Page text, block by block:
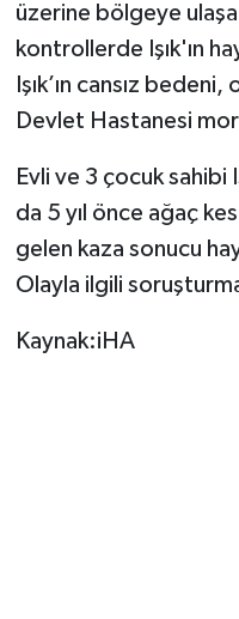
üzerine bölgeye
kontrollerde Işık'ın
Işık’ın cansız
Devlet Hastanesi
Evli ve 3 çocuk sahibi
da 5 yıl önce ağaç
gelen kaza sonucu
Olayla ilgili
Kaynak:iHA
OTOMOTİV
TEKNOLOJİ
KÜLTÜR SANAT